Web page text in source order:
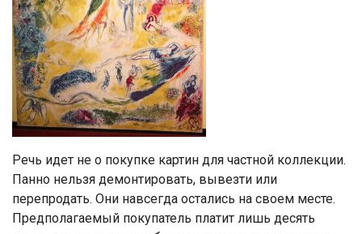
Речь идет не о покупке картин для частной коллекции.
Панно нельзя демонтировать, вывезти или
перепродать. Они навсегда остались на своем месте.
Предполагаемый покупатель платит лишь десять